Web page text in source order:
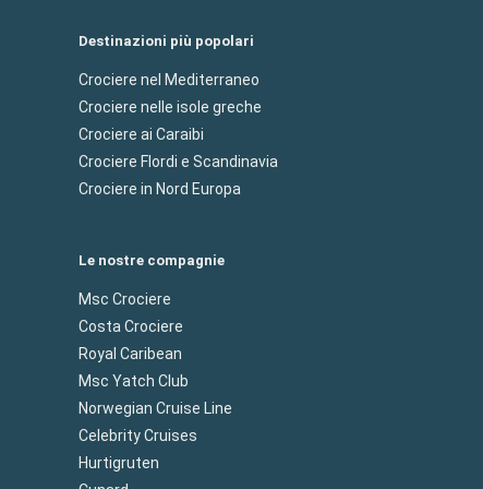
Destinazioni più popolari
Crociere nel Mediterraneo
Crociere nelle isole greche
Crociere ai Caraibi
Crociere Flordi e Scandinavia
Crociere in Nord Europa
Le nostre compagnie
Msc Crociere
Costa Crociere
Royal Caribean
Msc Yatch Club
Norwegian Cruise Line
Celebrity Cruises
Hurtigruten